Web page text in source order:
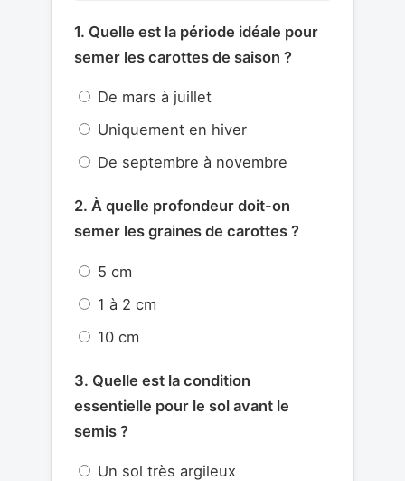
1. Quelle est la période idéale pour
semer les carottes de saison ?
De mars à juillet
Uniquement en hiver
De septembre à novembre
2. À quelle profondeur doit-on
semer les graines de carottes ?
5 cm
1 à 2 cm
10 cm
3. Quelle est la condition
essentielle pour le sol avant le
semis ?
Un sol très argileux